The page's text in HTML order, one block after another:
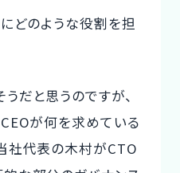
どのような役割を担
だと思うのですが、
が何を求めている
社代表の木村がCTO